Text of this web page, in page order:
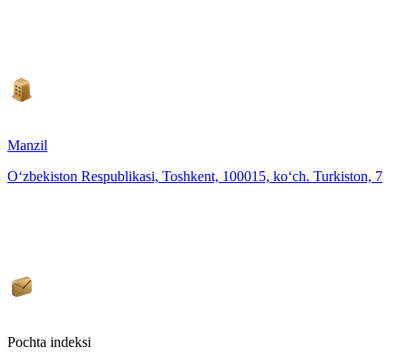
Manzil
O‘zbekiston Respublikasi, Toshkent, 100015, ko‘ch. Turkiston, 7
Pochta indeksi